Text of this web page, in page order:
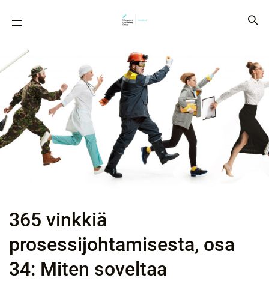
365 vinkkiä
prosessijohtamisesta, osa
34: Miten soveltaa